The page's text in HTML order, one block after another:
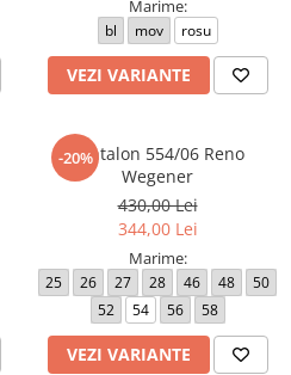
Marime:
bl mov rosu
VEZI VARIANTE
-20%
Pantalon 554/06 Reno
Wegener
430,00 Lei
344,00 Lei
Marime:
25 26 27 28 46 48
50
52
54 56 58
VEZI VARIANTE